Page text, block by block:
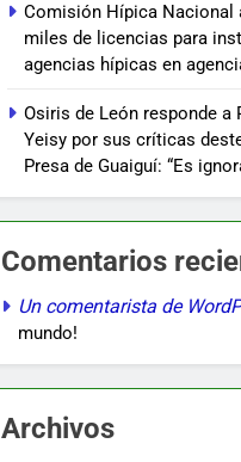
Comisión Hípica Nacional
miles de licencias para
agencias hípicas en
Osiris de León responde a
Yeisy por sus críticas
Presa de Guaiguí: “Es
Comentarios
Un comentarista de
mundo!
Archivos